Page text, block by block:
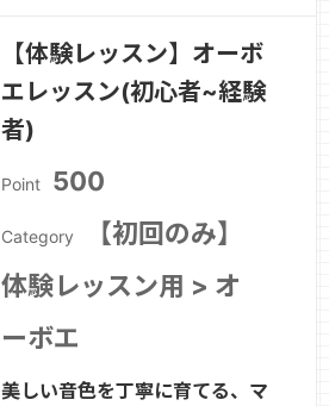
下記のテーマからお選びいただけます・
作曲・アレンジの方向性相談・音楽理
論・楽譜の読み方・移調楽器の理解・演
奏や表現につい…
【体験レッスン】オーボ
エレッスン(初心者~経験
者)
Point 500
Category
【初回のみ】
体験レッスン用 > オ
ーボエ
美しい音色を丁寧に育てる、マ